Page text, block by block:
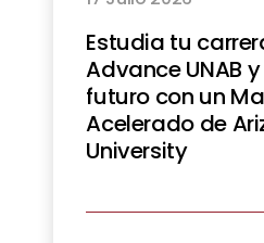
Estudia tu
Advance UNAB
futuro con un
Acelerado de
University